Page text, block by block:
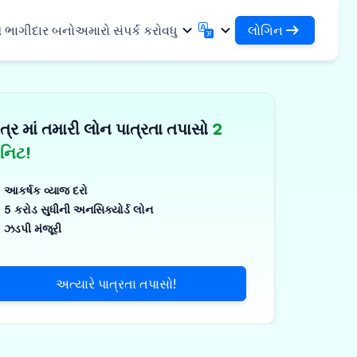
અને ઔદ્યોગિક
અને મેડિકલ
અને નાના ઉપકરણો
બનોઅમારો સંપર્ક કરોવધુ
हिन्दी
ଓଡ଼ିଆ
తెలుగు
Telugu
বাংলা
લોગિન
DSA તરીકે લોગિન કરો
માં તમારી લોન પાત્રતા તપાસો 2
આકર્ષક વ્યાજ દરો
5 કરોડ સુધીની અનસિક્યોર્ડ લોન
ઝડપી મંજૂરી
અત્યારે પાત્રતા તપાસો!